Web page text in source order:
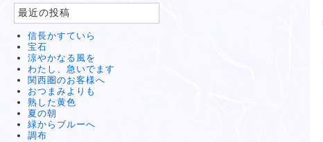
最近の投稿
信長かすていら
宝石
涼やかなる風を
わたし、急いでます
関西圏のお客様へ
おつまみよりも
熟した黄色
夏の朝
緑からブルーへ
調布